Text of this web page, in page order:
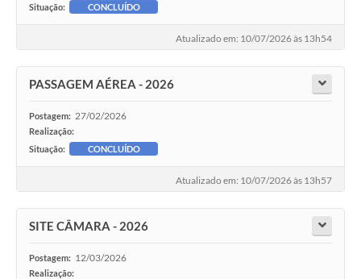
Situação:
CONCLUÍDO
Atualizado em: 10/07/2026 às 13h54
PASSAGEM AÉREA - 2026
Postagem: 27/02/2026
Realização:
Situação:
CONCLUÍDO
Atualizado em: 10/07/2026 às 13h57
SITE CÂMARA - 2026
Postagem: 12/03/2026
Realização: